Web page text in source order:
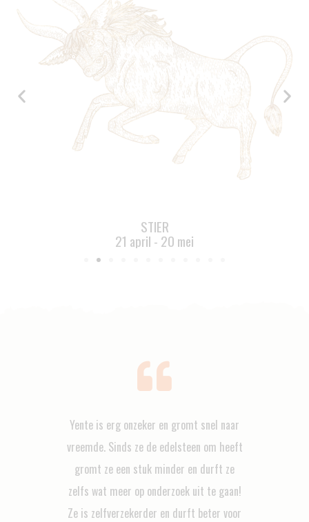
STIER
21 april - 20 mei
Yente is erg onzeker en gromt snel naar
vreemde. Sinds ze de edelsteen om heeft
gromt ze een stuk minder en durft ze
zelfs wat meer op onderzoek uit te gaan!
Ze is zelfverzekerder en durft beter voor